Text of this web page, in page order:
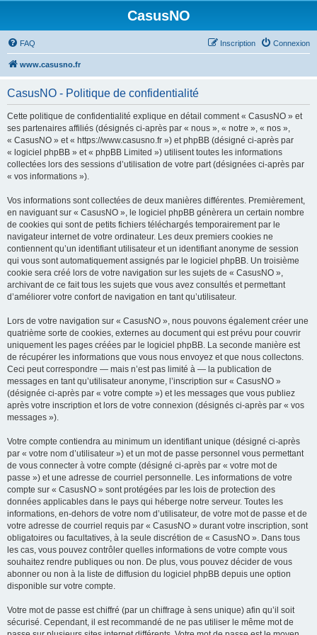
CasusNO
FAQ Connexion
Inscription
www.casusno.fr
CasusNO - Politique de confidentialité
Cette politique de confidentialité explique en détail comment « CasusNO » et
ses partenaires affiliés (désignés ci-après par « nous », « notre », « nos »,
« CasusNO » et « https://www.casusno.fr ») et phpBB (désigné ci-après par
« logiciel phpBB » et « phpBB Limited ») utilisent toutes les informations
collectées lors des sessions d’utilisation de votre part (désignées ci-après par
« vos informations »).
Vos informations sont collectées de deux manières différentes. Premièrement,
en naviguant sur « CasusNO », le logiciel phpBB génèrera un certain nombre
de cookies qui sont de petits fichiers téléchargés temporairement par le
navigateur internet de votre ordinateur. Les deux premiers cookies ne
contiennent qu’un identifiant utilisateur et un identifiant anonyme de session
qui vous sont automatiquement assignés par le logiciel phpBB. Un troisième
cookie sera créé lors de votre navigation sur les sujets de « CasusNO »,
archivant de ce fait tous les sujets que vous avez consultés et permettant
d’améliorer votre confort de navigation en tant qu’utilisateur.
Lors de votre navigation sur « CasusNO », nous pouvons également créer une
quatrième sorte de cookies, externes au document qui est prévu pour couvrir
uniquement les pages créées par le logiciel phpBB. La seconde manière est
de récupérer les informations que vous nous envoyez et que nous collectons.
Ceci peut correspondre — mais n’est pas limité à — la publication de
messages en tant qu’utilisateur anonyme, l’inscription sur « CasusNO »
(désignée ci-après par « votre compte ») et les messages que vous publiez
après votre inscription et lors de votre connexion (désignés ci-après par « vos
messages »).
Votre compte contiendra au minimum un identifiant unique (désigné ci-après
par « votre nom d’utilisateur ») et un mot de passe personnel vous permettant
de vous connecter à votre compte (désigné ci-après par « votre mot de
passe ») et une adresse de courriel personnelle. Les informations de votre
compte sur « CasusNO » sont protégées par les lois de protection des
données applicables dans le pays qui héberge notre serveur. Toutes les
informations, en-dehors de votre nom d’utilisateur, de votre mot de passe et de
votre adresse de courriel requis par « CasusNO » durant votre inscription, sont
obligatoires ou facultatives, à la seule discrétion de « CasusNO ». Dans tous
les cas, vous pouvez contrôler quelles informations de votre compte vous
souhaitez rendre publiques ou non. De plus, vous pouvez décider de vous
abonner ou non à la liste de diffusion du logiciel phpBB depuis une option
disponible sur votre compte.
Votre mot de passe est chiffré (par un chiffrage à sens unique) afin qu’il soit
sécurisé. Cependant, il est recommandé de ne pas utiliser le même mot de